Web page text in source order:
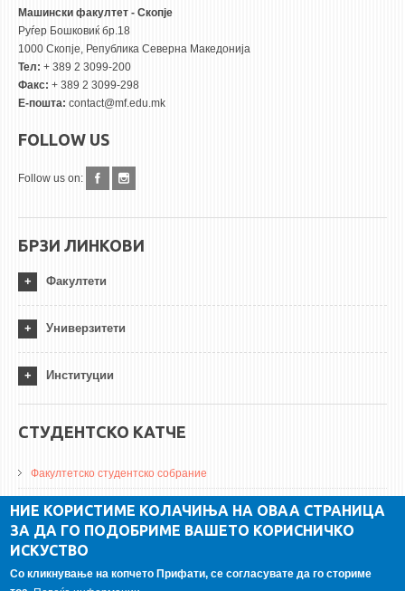
Машински факултет - Скопје
Руѓер Бошковиќ бр.18
1000 Скопје, Република Северна Македонија
Тел: + 389 2 3099-200
Факс: + 389 2 3099-298
Е-пошта: contact@mf.edu.mk
FOLLOW US
Follow us on:
БРЗИ ЛИНКОВИ
Факултети
Универзитети
Институции
СТУДЕНТСКО КАТЧЕ
Факултетско студентско собрание
ДА Винчи магазин
Алумни асоцијација
НИЕ КОРИСТИМЕ КОЛАЧИЊА НА ОВАА СТРАНИЦА
ЗА ДА ГО ПОДОБРИМЕ ВАШЕТО КОРИСНИЧКО
ИСКУСТВО
Со кликнување на копчето Прифати, се согласувате да го сториме